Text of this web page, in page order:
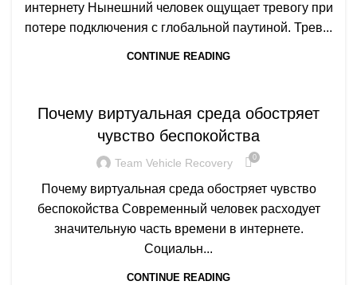
интернету Нынешний человек ощущает тревогу при
потере подключения с глобальной паутиной. Трев...
CONTINUE READING
Почему виртуальная среда обостряет
чувство беспокойства
Team Vehicle Recovery 0
Почему виртуальная среда обостряет чувство
беспокойства Современный человек расходует
значительную часть времени в интернете.
Социальн...
CONTINUE READING